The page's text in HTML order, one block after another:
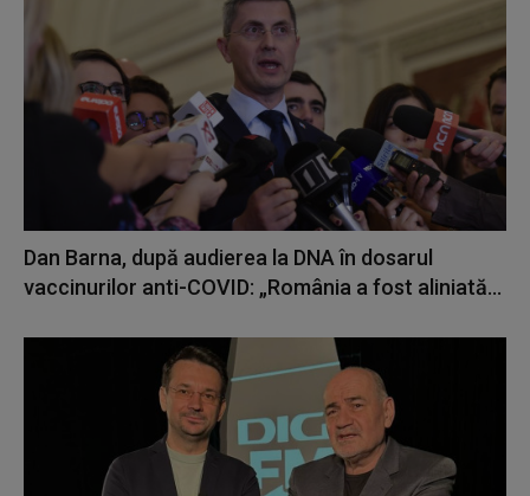
Dan Barna, după audierea la DNA în dosarul
vaccinurilor anti-COVID: „România a fost aliniată...